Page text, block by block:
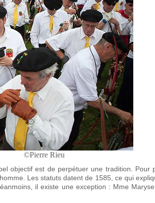
©Pierre Rieu
objectif est de perpétuer une tradition. Pour
Les statuts datent de 1585, ce qui
il existe une exception : Mme